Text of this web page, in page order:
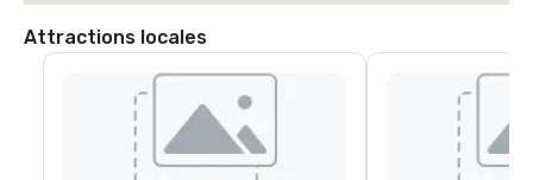
Attractions locales